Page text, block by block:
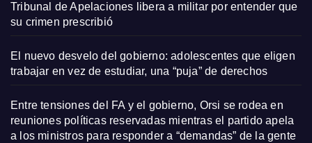
Tribunal de Apelaciones libera a militar por entender que
su crimen prescribió
El nuevo desvelo del gobierno: adolescentes que eligen
trabajar en vez de estudiar, una “puja” de derechos
Entre tensiones del FA y el gobierno, Orsi se rodea en
reuniones políticas reservadas mientras el partido apela
a los ministros para responder a “demandas” de la gente